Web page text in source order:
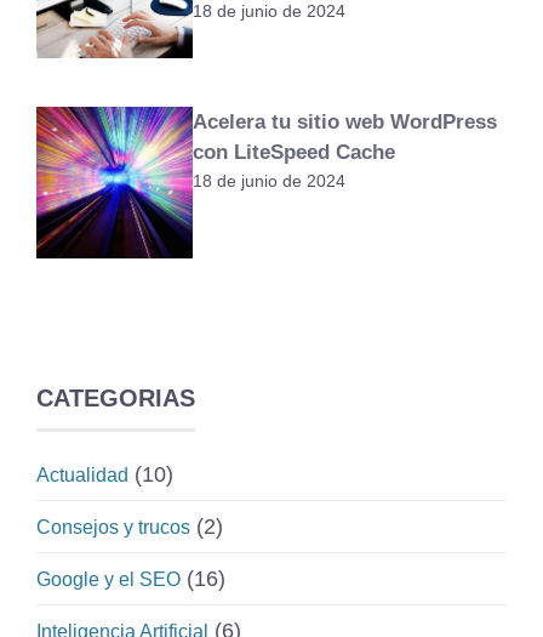
18 de junio de 2024
Acelera tu sitio web WordPress
con LiteSpeed Cache
18 de junio de 2024
CATEGORIAS
Actualidad (10)
Consejos y trucos (2)
Google y el SEO (16)
Inteligencia Artificial (6)